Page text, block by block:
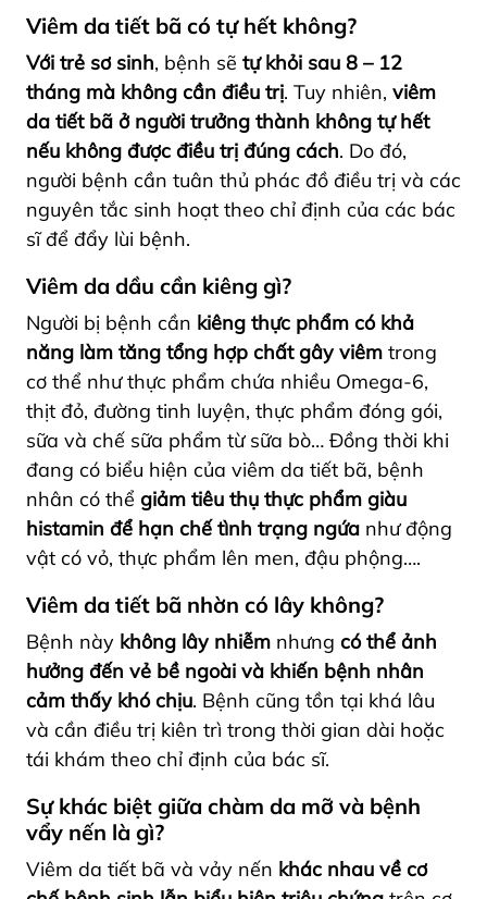
Viêm da tiết bã có tự hết không?
Với trẻ sơ sinh, bệnh sẽ tự khỏi sau 8 – 12
tháng mà không cần điều trị. Tuy nhiên, viêm
da tiết bã ở người trưởng thành không tự hết
nếu không được điều trị đúng cách. Do đó,
người bệnh cần tuân thủ phác đồ điều trị và các
nguyên tắc sinh hoạt theo chỉ định của các bác
sĩ để đẩy lùi bệnh.
Viêm da dầu cần kiêng gì?
Người bị bệnh cần kiêng thực phẩm có khả
năng làm tăng tổng hợp chất gây viêm trong
cơ thể như thực phẩm chứa nhiều Omega-6,
thịt đỏ, đường tinh luyện, thực phẩm đóng gói,
sữa và chế sữa phẩm từ sữa bò… Đồng thời khi
đang có biểu hiện của viêm da tiết bã, bệnh
nhân có thể giảm tiêu thụ thực phẩm giàu
histamin để hạn chế tình trạng ngứa như động
vật có vỏ, thực phẩm lên men, đậu phộng….
Viêm da tiết bã nhờn có lây không?
Bệnh này không lây nhiễm nhưng có thể ảnh
hưởng đến vẻ bề ngoài và khiến bệnh nhân
cảm thấy khó chịu. Bệnh cũng tồn tại khá lâu
và cần điều trị kiên trì trong thời gian dài hoặc
tái khám theo chỉ định của bác sĩ.
Sự khác biệt giữa chàm da mỡ và bệnh
vẩy nến là gì?
Viêm da tiết bã và vảy nến khác nhau về cơ